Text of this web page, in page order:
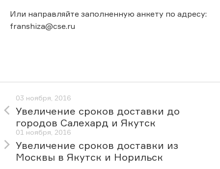
Или направляйте заполненную анкету по адресу:
franshiza@cse.ru
03 ноября, 2016
Увеличение сроков доставки до
городов Салехард и Якутск
01 ноября, 2016
Увеличение сроков доставки из
Москвы в Якутск и Норильск